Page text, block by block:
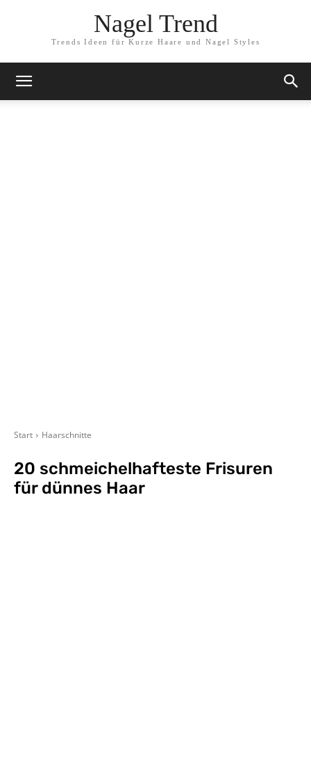
Nagel Trend
Trends Ideen für Kurze Haare und Nagel Styles
Start Haarschnitte
20 schmeichelhafteste Frisuren
für dünnes Haar